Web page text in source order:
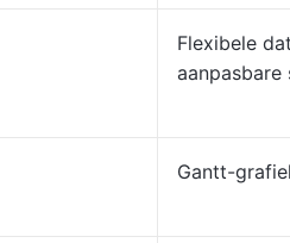
Flexibele
aanpasbare
Gantt-